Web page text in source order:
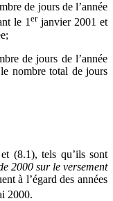
de jours de l’année
le 1erjanvier 2001 et
de jours de l’année
nombre total de jours
(8.1), tels qu’ils sont
2000 sur le versement
à l’égard des années
2000.